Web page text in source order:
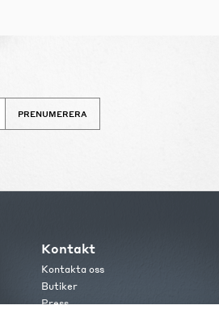
PRENUMERERA
Kontakt
Kontakta oss
Butiker
Press